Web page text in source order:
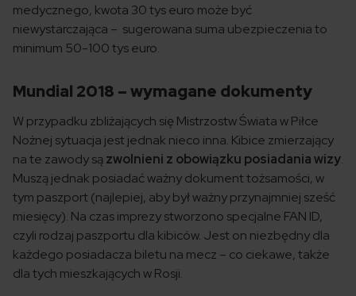
medycznego, kwota 30 tys euro może być
niewystarczająca – sugerowana suma ubezpieczenia to
minimum 50-100 tys euro.
Mundial 2018 – wymagane dokumenty
W przypadku zbliżających się Mistrzostw Świata w Piłce
Nożnej sytuacja jest jednak nieco inna. Kibice zmierzający
na te zawody są zwolnieni z obowiązku posiadania wizy.
Muszą jednak posiadać ważny dokument tożsamości, w
tym paszport (najlepiej, aby był ważny przynajmniej sześć
miesięcy). Na czas imprezy stworzono specjalne FAN ID,
czyli rodzaj paszportu dla kibiców. Jest on niezbędny dla
każdego posiadacza biletu na mecz – co ciekawe, także
dla tych mieszkających w Rosji.